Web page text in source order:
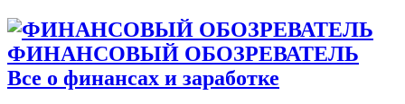
ФИНАНСОВЫЙ ОБОЗРЕВАТЕЛЬ
Все о финансах и заработке